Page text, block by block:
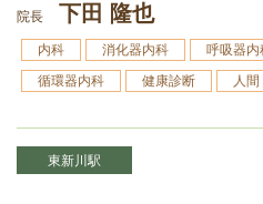
院長
下田 隆也
内科 消化器内科 呼吸器内
循環器内科
健康診断 人間
東新川駅